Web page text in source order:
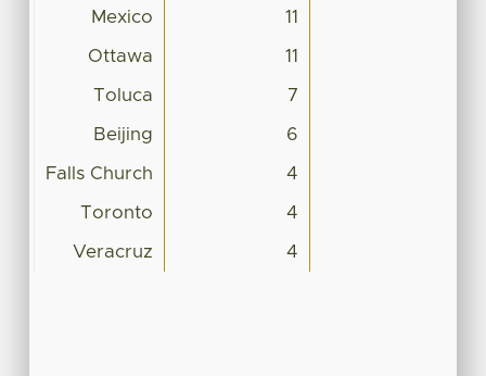
Mexico 11
Ottawa 11
Toluca 7
Beijing 6
Falls Church 4
Toronto 4
Veracruz 4